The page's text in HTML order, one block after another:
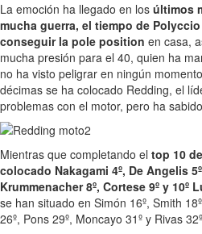
La emoción ha llegado en los últimos
mucha guerra, el tiempo de
conseguir la pole position en casa,
mucha presión para el 40, quien ha
no ha visto peligrar en ningún
décimas se ha colocado Redding, el
problemas con el motor, pero ha
Mientras que completando el top 10
colocado Nakagami 4º, De Angelis
Krummenacher 8º, Cortese 9º y 10º
se han situado en Simón 16º, Smith
26º, Pons 29º, Moncayo 31º y Rivas